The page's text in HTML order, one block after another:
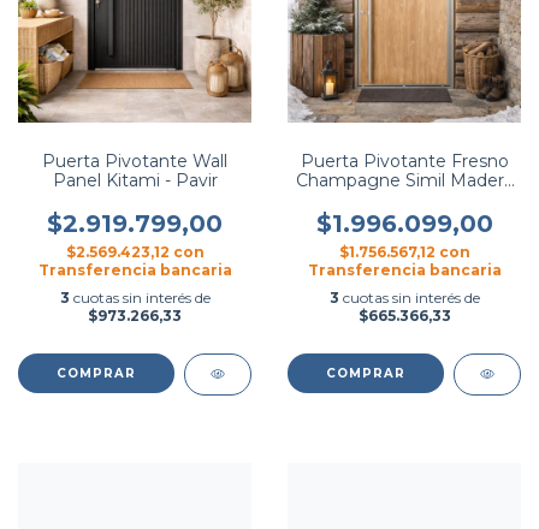
Puerta Pivotante Wall
Panel Kitami - Pavir
$2.919.799,00
$2.569.423,12 con
Transferencia bancaria
3 cuotas sin interés de
$973.266,33
COMPRAR
Puerta Pivotante Fresno
Champagne Simil Madera
$1.996.099,00
$1.756.567,12 con
Transferencia bancaria
3 cuotas sin interés de
$665.366,33
COMPRAR